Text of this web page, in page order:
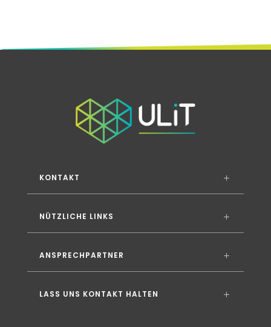
KONTAKT
NÜTZLICHE LINKS
ANSPRECHPARTNER
LASS UNS KONTAKT HALTEN